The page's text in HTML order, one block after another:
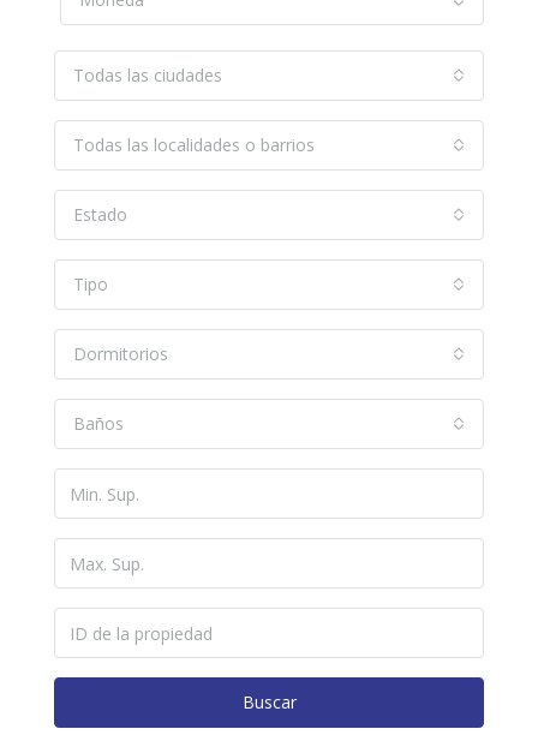
Todas las ciudades
Todas las localidades o barrios
Estado
Tipo
Dormitorios
Baños
Buscar